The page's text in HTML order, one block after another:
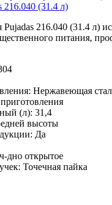
216.040 (31.4 л)
216.040 (31.4 л)
питания,
Нержавеющая
(л): 31,4
высоты
Да
дно открытое
Точечная пайка